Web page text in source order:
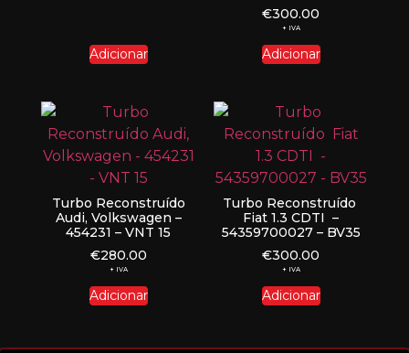
Adicionar
€300.00
+ IVA
Adicionar
Turbo Reconstruído
Audi, Volkswagen –
454231 – VNT 15
€280.00
+ IVA
Adicionar
Turbo Reconstruído
Fiat 1.3 CDTI –
54359700027 – BV35
€300.00
+ IVA
Adicionar